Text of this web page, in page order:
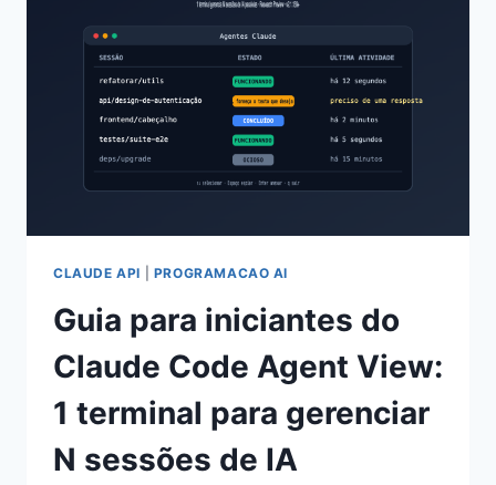
69,2%
DAS
5
PRINCIPAIS
ATUALIZAÇÕES
CLAUDE API PROGRAMACAO AI
Guia para iniciantes do
Claude Code Agent View:
1 terminal para gerenciar
N sessões de IA